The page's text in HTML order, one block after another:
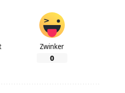
Zwinker
0